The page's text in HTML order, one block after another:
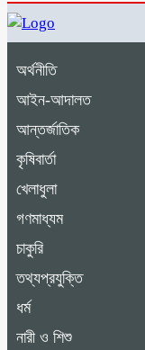
অর্থনীতি
আইন-আদালত
আন্তর্জাতিক
কৃষিবার্তা
খেলাধুলা
গণমাধ্যম
চাকুরি
তথ্যপ্রযুক্তি
ধর্ম
নারী ও শিশু